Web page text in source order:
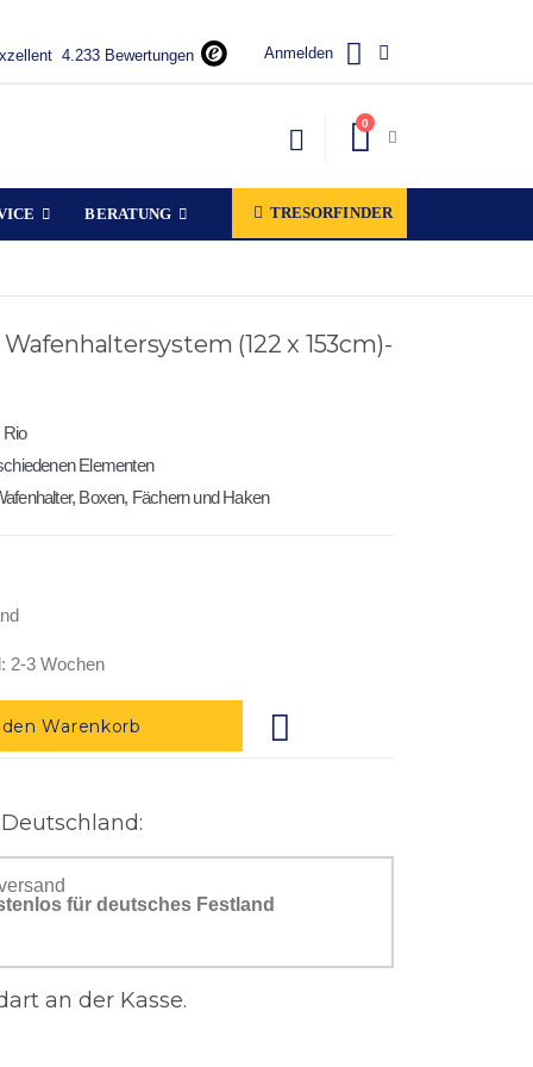
4.233 Bewertungen Anmelden
Warenkorb
0Artikel
BERATUNG TRESORFINDER
(122 x 153cm)-
Elementen
Boxen, Fächern und Haken
2-3 Wochen
Warenkorb
für deutsches Festland
an der Kasse.